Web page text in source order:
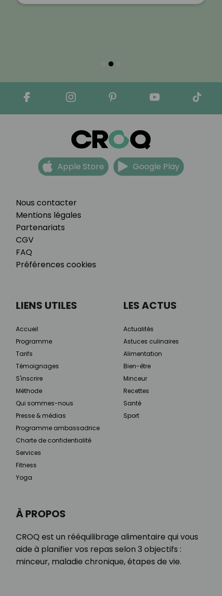
Nous contacter
Mentions légales
Partenariats
CGV
FAQ
Préférences cookies
Apple Store Google Play
À PROPOS
CROQ est un rééquilibrage alimentaire qui vous
aide à planifier vos repas selon 3 objectifs :
minceur, maladie chronique, étapes de vie.
LIENS UTILES
Accueil
Programme
Tarifs
Témoignages
S'inscrire
Méthode
Qui sommes-nous
Presse & médias
Programme ambassadrice
Charte de confidentialité
Services
Fitness
Yoga
LES ACTUS
Actualités
Astuces culinaires
Alimentation
Bien-être
Minceur
Recettes
Santé
Sport